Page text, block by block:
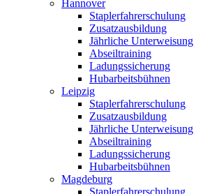
Hannover
Staplerfahrerschulung
Zusatzausbildung
Jährliche Unterweisung
Abseiltraining
Ladungssicherung
Hubarbeitsbühnen
Leipzig
Staplerfahrerschulung
Zusatzausbildung
Jährliche Unterweisung
Abseiltraining
Ladungssicherung
Hubarbeitsbühnen
Magdeburg
Staplerfahrerschulung